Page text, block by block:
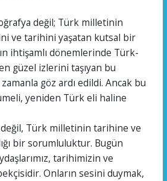
değil; Türk milletinin
ve tarihini yaşatan kutsal bir
ihtişamlı dönemlerinde Türk-
güzel izlerini taşıyan bu
göz ardı edildi. Ancak bu
yeniden Türk eli haline
değil, Türk milletinin tarihine ve
bir sorumluluktur. Bugün
tarihimizin ve
Onların sesini duymak,